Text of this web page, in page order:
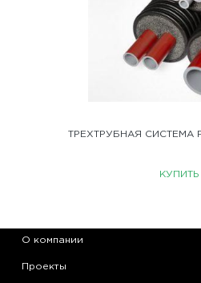
ТРЕХТРУБНАЯ СИСТЕМА
КУПИТЬ
О компании
Проекты